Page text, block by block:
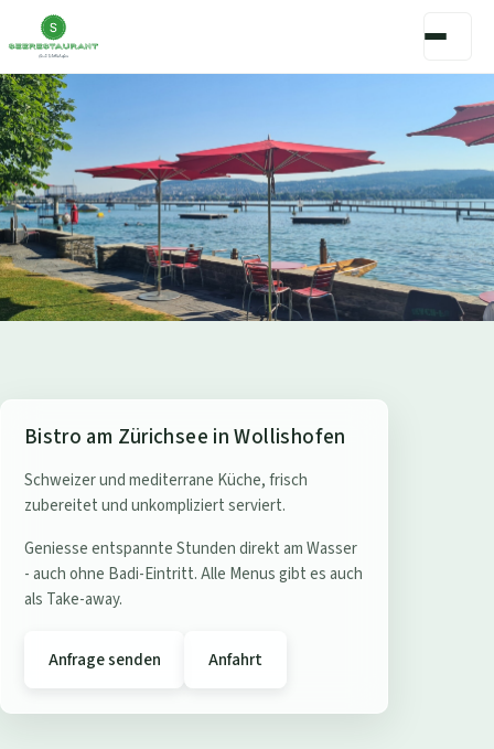
S
e
e
e
s
r
Bistro am Zürichsee in Wollishofen
Schweizer und mediterrane Küche, frisch
zubereitet und unkompliziert serviert.
Geniesse entspannte Stunden direkt am Wasser
- auch ohne Badi-Eintritt. Alle Menus gibt es auch
als Take-away.
Anfrage senden Anfahrt